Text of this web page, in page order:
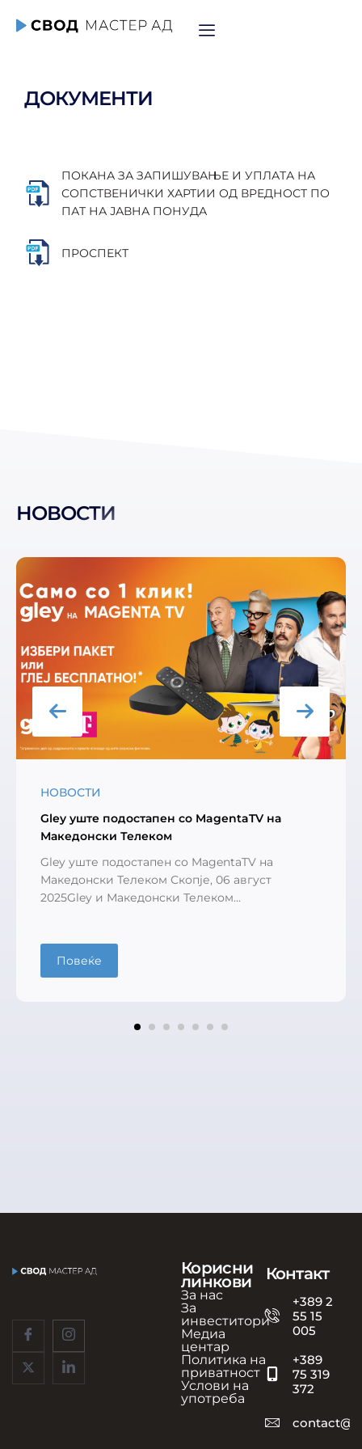
ДОКУМЕНТИ
ПОКАНА ЗА ЗАПИШУВАЊЕ И УПЛАТА НА
СОПСТВЕНИЧКИ ХАРТИИ ОД ВРЕДНОСТ ПО
ПАТ НА ЈАВНА ПОНУДА
ПРОСПЕКТ
НОВОСТИ
НОВОСТИ
Gley уште подостапен со MagentaTV на
Македонски Телеком
Gley уште подостапен со MagentaTV на
Македонски Телеком Скопје, 06 август
2025Gley и Македонски Телеком...
Повеќе
Корисни
линкови
За нас
За
инвеститори
Медиа
центар
Политика на
приватност
Услови на
употреба
Контакт
+389 2
55 15
005
+389
75 319
372